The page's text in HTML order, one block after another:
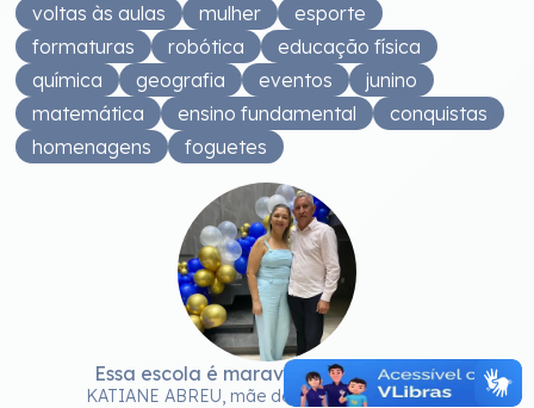
voltas às aulas mulher
esporte
formaturas
robótica
educação física
química
geografia eventos
junino
matemática
ensino fundamental
conquistas
homenagens
foguetes
Essa escola é maravilhosa. Parabéns!
KATIANE ABREU, mãe do aluno Luís Eduardo